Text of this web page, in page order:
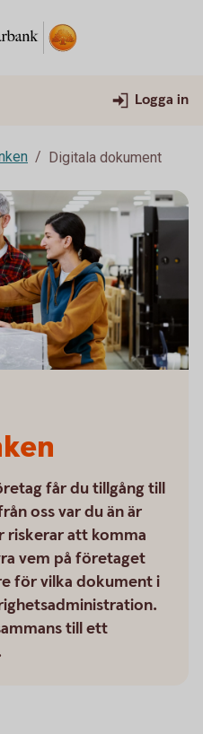
Logga in
Digitala dokument
får du tillgång till
oss var du än är
riskerar att komma
vem på företaget
för vilka dokument i
till ett